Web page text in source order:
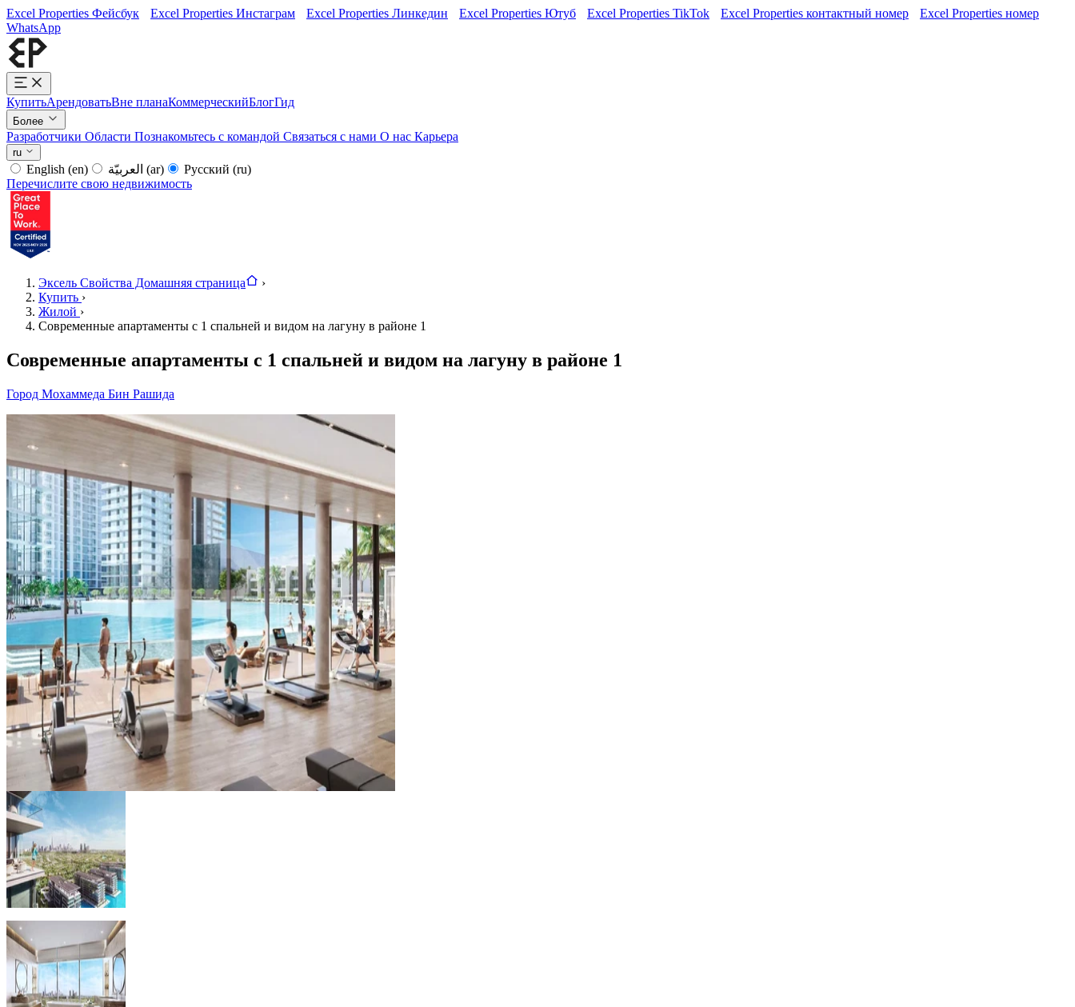
Excel Properties Фейсбук Excel Properties Инстаграм Excel Properties Линкедин Excel Properties Ютуб Excel Properties TikTok Excel Properties контактный номер
Excel Properties номер
WhatsApp
КупитьАрендоватьВне планаКоммерческийБлогГид
Более
Разработчики Области Познакомьтесь с командой Связаться с нами О нас Карьера
ru
English (en) (ar) Русский (ru)
Перечислите свою недвижимость
Эксель Свойства Домашняя страница
›
Купить ›
Жилой ›
Современные апартаменты с 1 спальней и видом на лагуну в районе 1
Современные апартаменты с 1 спальней и видом на лагуну в районе 1
Город Мохаммеда Бин Рашида